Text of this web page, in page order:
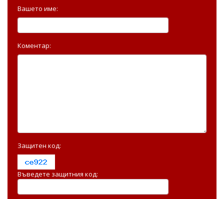
Вашето име:
Коментар:
Защитен код:
Въведете защитния код: